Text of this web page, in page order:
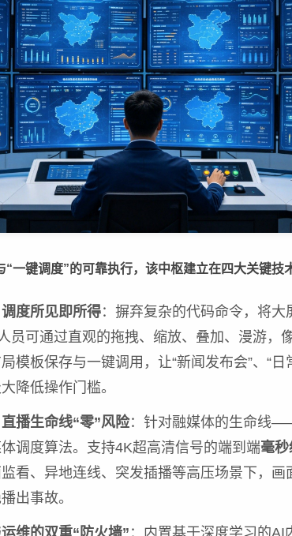
一键调度”的可靠执行，该中枢建立在四大关键技
度所见即所得：摒弃复杂的代码命令，将
员可通过直观的拖拽、缩放、叠加、漫游，
模板保存与一键调用，让“新闻发布会”、“日
降低操作门槛。
播生命线“零”风险：针对融媒体的生命线
调度算法。支持4K超高清信号的端到端毫
看、异地连线、突发插播等高压场景下，画
出事故。
维的双重“防火墙” ：内置基于深度学习的AI